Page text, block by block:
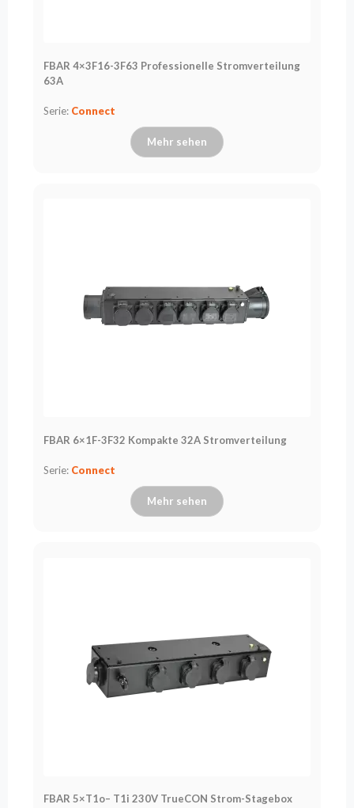
FBAR 4×3F16-3F63 Professionelle Stromverteilung
63A
Serie: Connect
Mehr sehen
FBAR 6×1F-3F32 Kompakte 32A Stromverteilung
Serie: Connect
Mehr sehen
FBAR 5×T1o– T1i 230V TrueCON Strom-Stagebox